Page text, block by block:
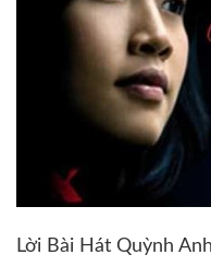
Lời Bài Hát Quỳnh